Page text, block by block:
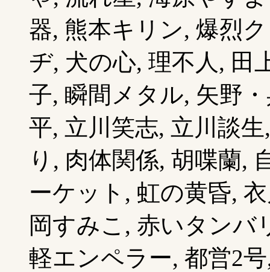
器, 熊本キリン, 爆烈
ヂ, 犬の心, 理不人, 田
子, 瞬間メタル, 矢野
平, 立川笑志, 立川談
り, 肉体関係, 胡喋蘭,
ーケット, 虹の黄昏,
岡すみこ, 赤いタンバ
軽エンペラー, 都営2